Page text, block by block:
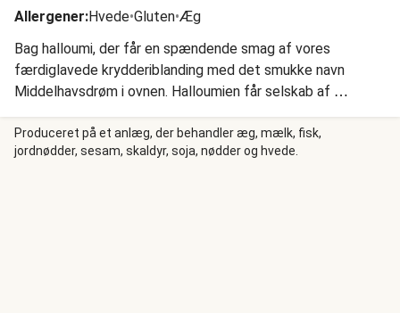
Allergener:Hvede•Gluten•Æg
Bag halloumi, der får en spændende smag af vores
færdiglavede krydderiblanding med det smukke navn
Middelhavsdrøm i ovnen. Halloumien får selskab af ​​
zucchini, aubergine, peberfrugt og tomater, som forvandles
til en velsmagende ratatouille. Vi serverer halloumi og
ratatouille med lækker cremet bulgur, som blandes med
Produceret på et anlæg, der behandler æg, mælk, fisk,
jordnødder, sesam, skaldyr, soja, nødder og hvede.